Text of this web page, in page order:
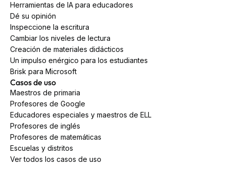
Herramientas de IA para educadores
Dé su opinión
Inspeccione la escritura
Cambiar los niveles de lectura
Creación de materiales didácticos
Un impulso enérgico para los estudiantes
Brisk para Microsoft
Casos de uso
Maestros de primaria
Profesores de Google
Educadores especiales y maestros de ELL
Profesores de inglés
Profesores de matemáticas
Escuelas y distritos
Ver todos los casos de uso